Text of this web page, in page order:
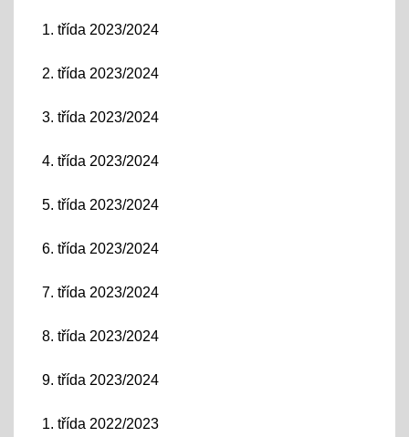
1. třída 2023/2024
2. třída 2023/2024
3. třída 2023/2024
4. třída 2023/2024
5. třída 2023/2024
6. třída 2023/2024
7. třída 2023/2024
8. třída 2023/2024
9. třída 2023/2024
1. třída 2022/2023